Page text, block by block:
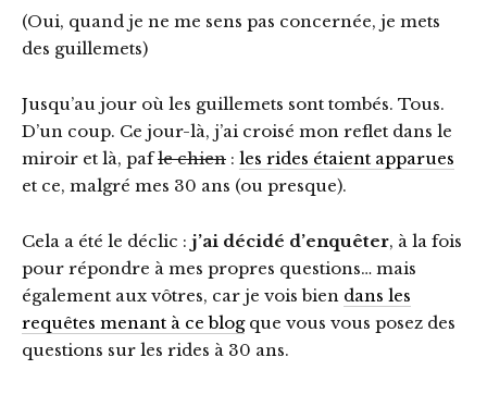
(Oui, quand je ne me sens pas concernée, je mets
des guillemets)
Jusqu’au jour où les guillemets sont tombés. Tous.
D’un coup. Ce jour-là, j’ai croisé mon reflet dans le
miroir et là, pafle chien : les rides étaient apparues
et ce, malgré mes 30 ans (ou presque).
Cela a été le déclic : j’ai décidé d’enquêter, à la fois
pour répondre à mes propres questions… mais
également aux vôtres, car je vois bien dans les
requêtes menant à ce blogque vous vous posez des
questions sur les rides à 30 ans.